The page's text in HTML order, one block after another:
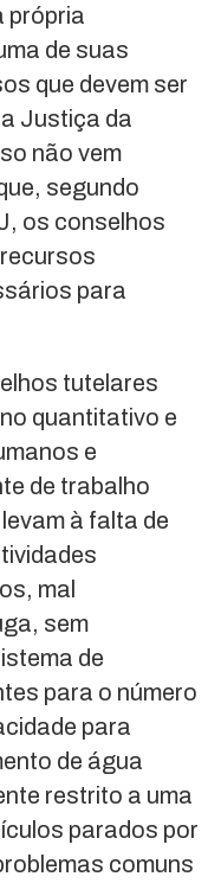
própria
de suas
que devem ser
Justiça da
não vem
segundo
os conselhos
para
tutelares
quantitativo e
e
de trabalho
à falta de
mal
sem
de
para o número
para
de água
restrito a uma
parados por
comuns